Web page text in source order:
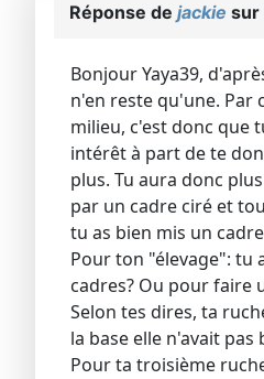
Réponse de jackie sur
Bonjour Yaya39,
n'en reste qu'une. Par
milieu, c'est donc que
intérêt à part de te
plus. Tu aura donc
par un cadre ciré et
tu as bien mis un
Pour ton "élevage": tu
cadres? Ou pour faire
Selon tes dires, ta
la base elle n'avait
Pour ta troisième